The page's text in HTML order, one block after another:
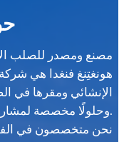
مصنع ومصدر للصلب
هونغتِنغ فنغدا هي
الإنشائي ومقرها في
وحلولًا مخصصة لمشاريع البناء والصناعة والتصنيع العالمية.
نحن متخصصون في